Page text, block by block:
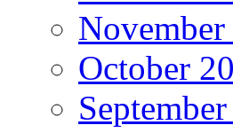
November
October